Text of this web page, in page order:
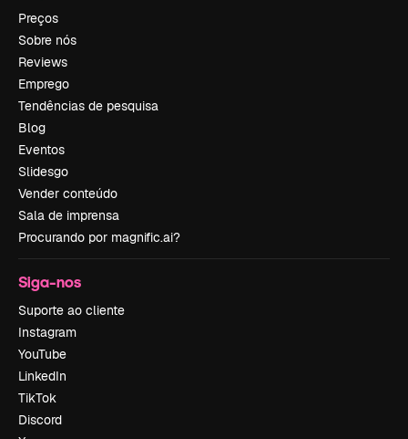
Preços
Sobre nós
Reviews
Emprego
Tendências de pesquisa
Blog
Eventos
Slidesgo
Vender conteúdo
Sala de imprensa
Procurando por magnific.ai?
Siga-nos
Suporte ao cliente
Instagram
YouTube
LinkedIn
TikTok
Discord